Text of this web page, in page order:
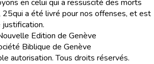
en celui qui a ressuscité des morts
25qui a été livré pour nos offenses, et est
Edition de Genève
Biblique de Genève
autorisation. Tous droits réservés.